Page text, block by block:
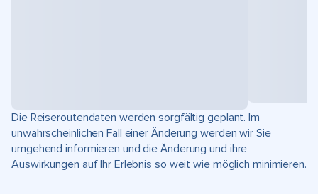
Die Reiseroutendaten werden sorgfältig geplant. Im
unwahrscheinlichen Fall einer Änderung werden wir Sie
umgehend informieren und die Änderung und ihre
Auswirkungen auf Ihr Erlebnis so weit wie möglich minimieren.